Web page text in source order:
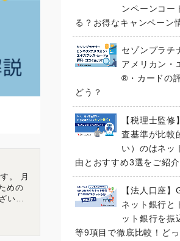
。 月
めの
いま
オフ
県広
ンペーンコー
る？お得なキャンペーン
セゾンプラチ
アメリカン・
®・カードの
どう？
【税理士監
査基準が比較
い）のはネッ
由とおすすめ3選をご紹介
【法人口座
ネット銀行と
ット銀行を振
等9項目で徹底比較！ど